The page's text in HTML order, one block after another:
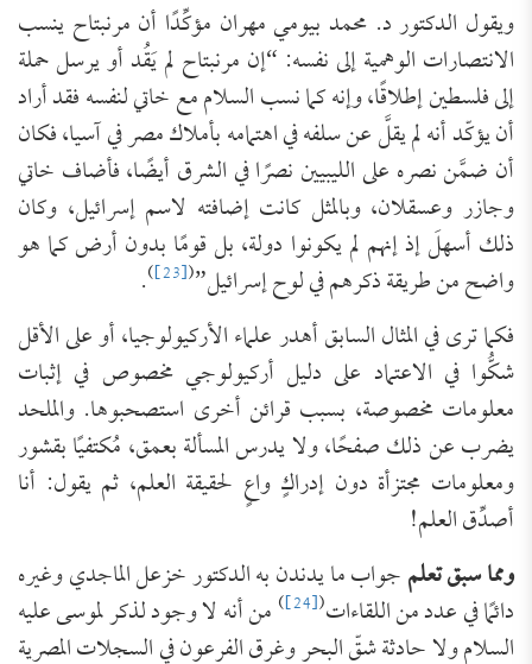
ويقول الدكتور د. محمد بيومي مهران مؤكِّدًا أن مرنبتاح ينسب
الانتصارات الوهمية إلى نفسه: “إن مرنبتاح لم يَقُد أو يرسل حملة
إلى فلسطين إطلاقًا، وإنه كما نسب السلام مع خاتي لنفسه فقد أراد
أن يؤكّد أنه لم يقلَّ عن سلفه في اهتمامه بأملاك مصر في آسيا، فكان
أن ضمَّن نصره على الليبيين نصرًا في الشرق أيضًا، فأضاف خاتي
وجازر وعسقلان، وبالمثل كانت إضافته لاسم إسرائيل، وكان
ذلك أسهلَ إذ إنهم لم يكونوا دولة، بل قومًا بدون أرض كما هو
واضح من طريقة ذكرهم في لوح إسرائيل”(
[23]
)
.
فكما ترى في المثال السابق أهدر علماء الأركيولوجيا، أو على الأقل
شكُّوا في الاعتماد على دليل أركيولوجي مخصوص في إثبات
معلومات مخصوصة، بسبب قرائن أخرى استصحبوها. والملحد
يضرب عن ذلك صفحًا، ولا يدرس المسألة بعمق، مُكتفيًا بقشور
ومعلومات مجتزأة دون إدراكٍ واعٍ لحقيقة العلم، ثم يقول: أنا
أصدِّق العلم!
ومما سبق تعلمجواب ما يدندن به الدكتور خزعل الماجدي وغيره
دائمًا في عدد من اللقاءات(
[24]
) من أنه لا وجود لذكر لموسى عليه
السلام ولا حادثة شقّ البحر وغرق الفرعون في السجلات المصرية